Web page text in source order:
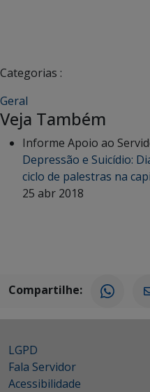
Categorias :
Geral
Veja Também
Informe Apoio ao
Depressão e Suicídio:
ciclo de palestras na
25 abr 2018
Compartilhe:
LGPD
Fala Servidor
Acessibilidade